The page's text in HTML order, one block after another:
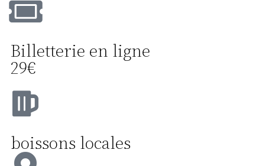
Billetterie en ligne
29€
boissons locales